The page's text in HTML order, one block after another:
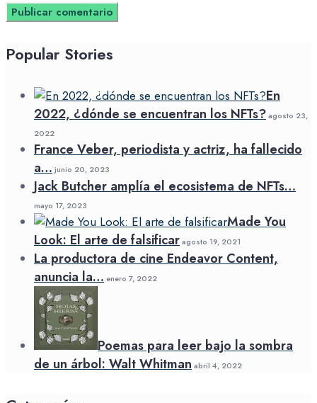
Popular Stories
En
2022, ¿dónde se encuentran los NFTs?agosto 23,
2022
France Veber, periodista y actriz, ha fallecido
a… junio 20, 2023
Jack Butcher amplía el ecosistema de NFTs…
mayo 17, 2023
Made You
Look: El arte de falsificaragosto 19, 2021
La productora de cine Endeavor Content,
anuncia la… enero 7, 2022
Poemas para leer bajo la sombra
de un árbol: Walt Whitman abril 4, 2022